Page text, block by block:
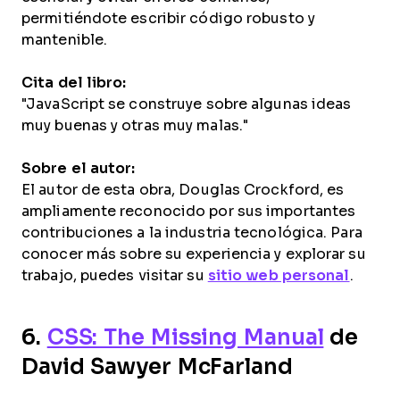
permitiéndote escribir código robusto y
mantenible.
Cita del libro:
"JavaScript se construye sobre algunas ideas
muy buenas y otras muy malas."
Sobre el autor:
El autor de esta obra, Douglas Crockford, es
ampliamente reconocido por sus importantes
contribuciones a la industria tecnológica. Para
conocer más sobre su experiencia y explorar su
trabajo, puedes visitar su sitio web personal.
6. CSS: The Missing Manual de
David Sawyer McFarland